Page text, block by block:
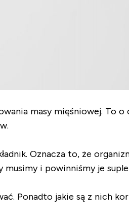
masy mięśniowej. To
Oznacza to, że
musimy i powinniśmy je
Ponadto jakie są z nich